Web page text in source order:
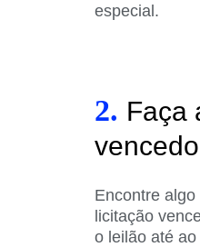
especial.
2. Faça
Encontre
licitação
o leilão até